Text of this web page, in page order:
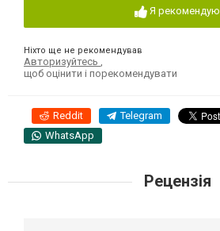
Я рекомендую
Ніхто ще не рекомендував
Авторизуйтесь
щоб оцінити і порекомендувати
Reddit Telegram
WhatsApp
Рецензія